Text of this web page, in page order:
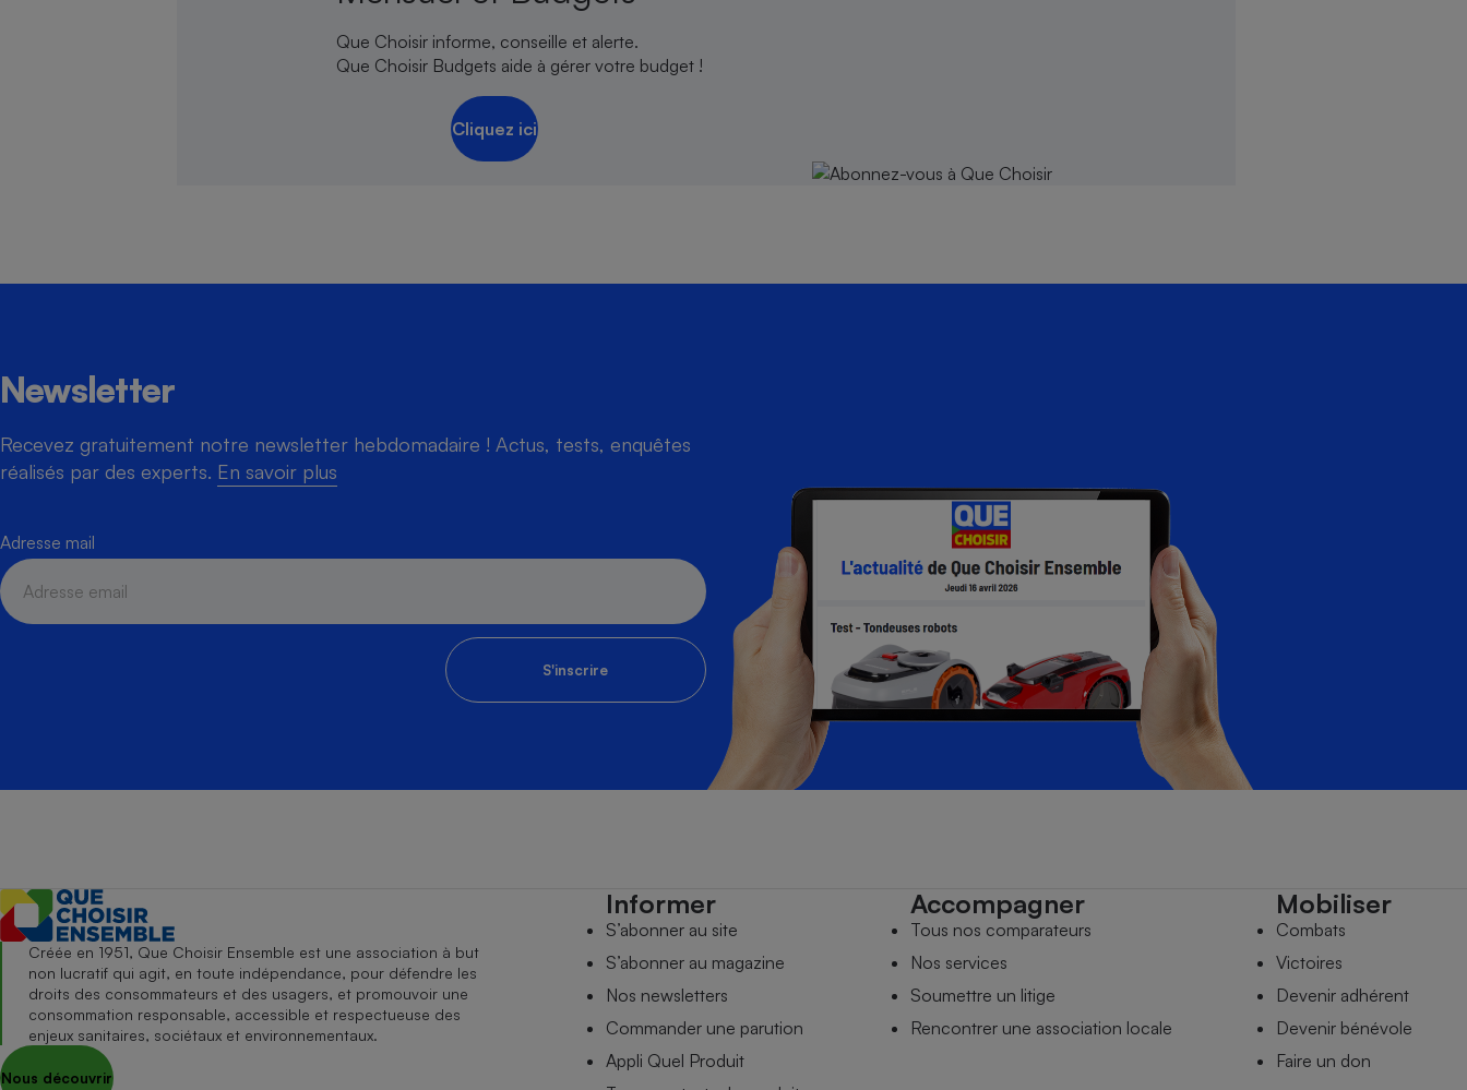
Que Choisir informe, conseille et alerte.
Que Choisir Budgets aide à gérer votre budget !
Cliquez ici
Newsletter
Recevez gratuitement notre newsletter hebdomadaire ! Actus, tests, enquêtes
réalisés par des experts. En savoir plus
Adresse mail
S'inscrire
Créée en 1951, Que Choisir Ensemble est une association à but
non lucratif qui agit, en toute indépendance, pour défendre les
droits des consommateurs et des usagers, et promouvoir une
consommation responsable, accessible et respectueuse des
enjeux sanitaires, sociétaux et environnementaux.
Nous découvrir
Informer
S’abonner au site
S’abonner au magazine
Nos newsletters
Commander une parution
Appli Quel Produit
Accompagner
Tous nos comparateurs
Nos services
Soumettre un litige
Rencontrer une association locale
Mobiliser
Combats
Victoires
Devenir adhérent
Devenir bénévole
Faire un don